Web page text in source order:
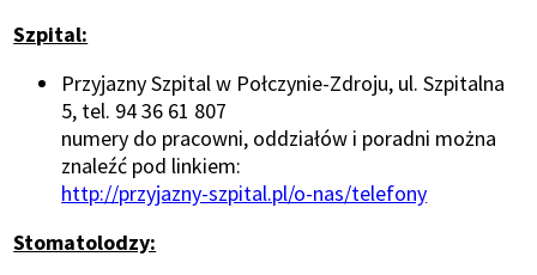
Szpital:
Przyjazny Szpital w Połczynie-Zdroju, ul. Szpitalna
5, tel. 94 36 61 807
numery do pracowni, oddziałów i poradni można
znaleźć pod linkiem:
Otworzy
w
http://przyjazny-szpital.pl/o-nas/telefony
Stomatolodzy: